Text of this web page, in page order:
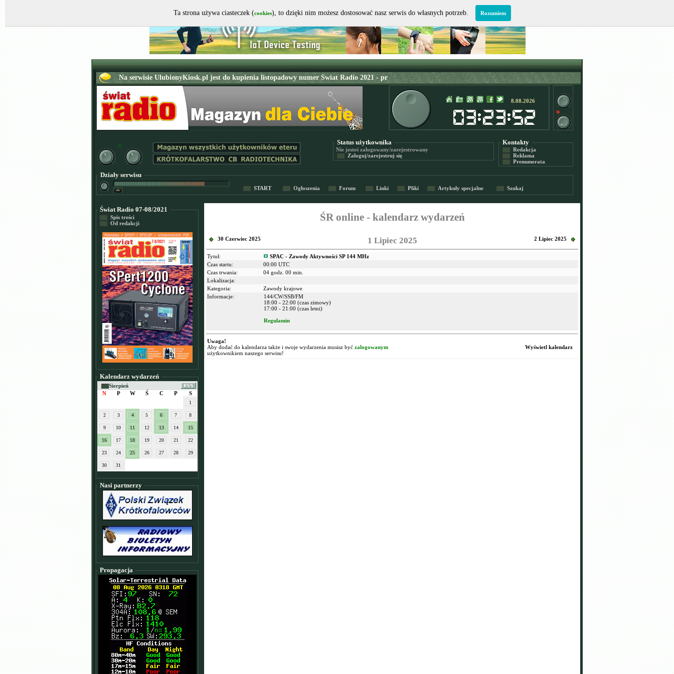
8.08.2026
Status użytkownika
Nie jesteś zalogowany/zarejestrowany
Zaloguj/zarejestruj się
Kontakty
Redakcja
Reklama
Prenumerata
Działy serwisu
START Ogłoszenia Forum Linki Pliki Artykuły specjalne Szukaj
Świat Radio 07-08/2021
Spis treści
Od redakcji
Kalendarz wydarzeń
Sierpień
N
P W Ś C P S
1
2 3 4 5 6 7 8
9 10 11 12 13 14 15
16 17 18 19 20 21 22
23 24 25 26 27 28 29
30 31
Nasi partnerzy
Propagacja
ŚR online - kalendarz wydarzeń
30 Czerwiec 2025 1 Lipiec 2025 2 Lipiec 2025
Tytuł:
SPAC - Zawody Aktywności SP 144 MHz
Czas startu:
00:00 UTC
Czas trwania:
04 godz. 00 min.
Lokalizacja:
Kategoria:
Zawody krajowe
Informacje:
144/CW/SSB/FM
18:00 - 22:00 (czas zimowy)
17:00 - 21:00 (czas letni)
Regulamin
Uwaga!
Aby dodać do kalendarza także i swoje wydarzenia musisz być zalogowanym
użytkownikiem naszego serwisu!
Wyświetl kalendarz
Ta strona używa ciasteczek (cookies), to dzięki nim możesz dostosować nasz serwis do własnych potrzeb. Rozumiem